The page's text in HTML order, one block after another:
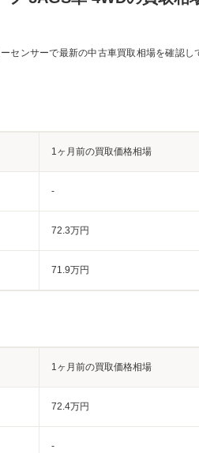
ンサーで最新の中古車買取相場を確認
1ヶ月前の買取価格相場
-
72.3万円
71.9万円
1ヶ月前の買取価格相場
72.4万円
-